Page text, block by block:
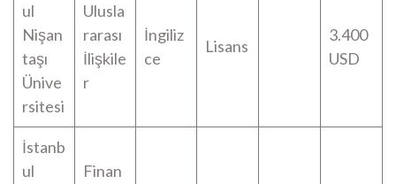
ul
Nişan
taşı
Ünive
rsitesi
Ulusla
rarası
İlişkile
r
İngiliz
ce
Lisans
3.400
USD
İstanb
ul
Finan